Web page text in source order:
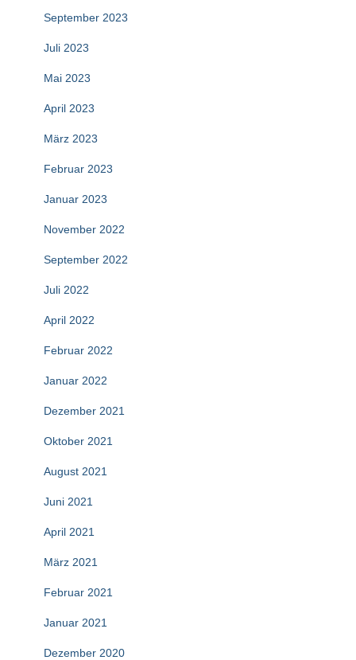
September 2023
Juli 2023
Mai 2023
April 2023
März 2023
Februar 2023
Januar 2023
November 2022
September 2022
Juli 2022
April 2022
Februar 2022
Januar 2022
Dezember 2021
Oktober 2021
August 2021
Juni 2021
April 2021
März 2021
Februar 2021
Januar 2021
Dezember 2020